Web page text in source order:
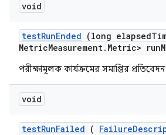
void
testRunEnded (long elapsed
MetricMeasurement. Metric> run
পরীক্ষামূলক কার্যক্রমের সমাপ্তির
void
testRunFailed ( Failure